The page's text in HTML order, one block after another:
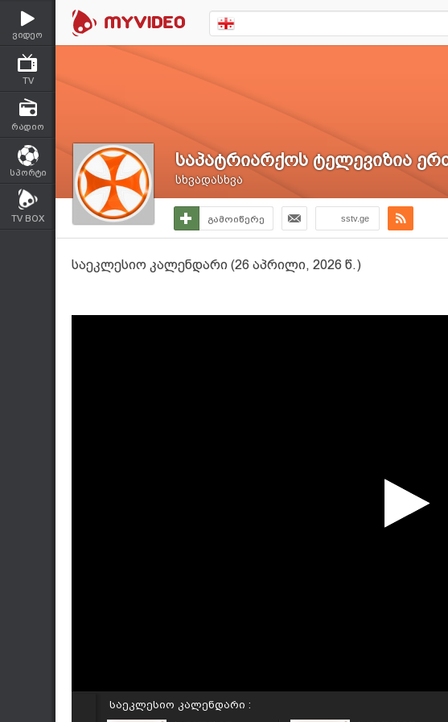
ვიდეო
TV
რადიო
სპორტი
TV BOX
საპატრიარქოს ტელევიზია
სხვადასხვა
გამოიწერე sstv.ge
საეკლესიო კალენდარი (26 აპრილი, 2026 წ.)
საეკლესიო კალენდარი :